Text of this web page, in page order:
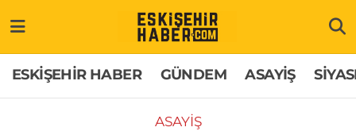
ESKİŞEHİR HABER GÜNDEM ASAYİŞ
ASAYİŞ
GÜNDEM
Hakkımızda
Odunpazarı Trafik Yoğunluk Haritası